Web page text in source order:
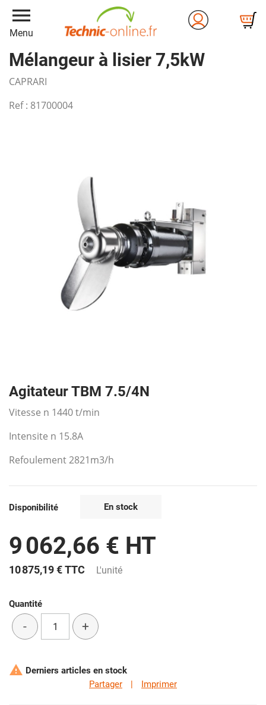
menu
Menu
Mélangeur à lisier 7,5kW
CAPRARI
Ref : 81700004
Agitateur TBM 7.5/4N
Vitesse n 1440 t/min
Intensite n 15.8A
Refoulement 2821m3/h
Disponibilité En stock
9 062,66 € HT
10 875,19 €TTC L'unité
Quantité
- +
 Derniers articles en stock
Partager
| Imprimer